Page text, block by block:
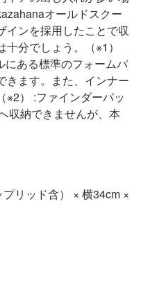
オールドスクー
インを採用したことで収
分でしょう。（※1）
にある標準のフォームパ
きます。また、インナー
※2） :ファインダーパッ
収納できませんが、本
リッド含） × 横34cm ×